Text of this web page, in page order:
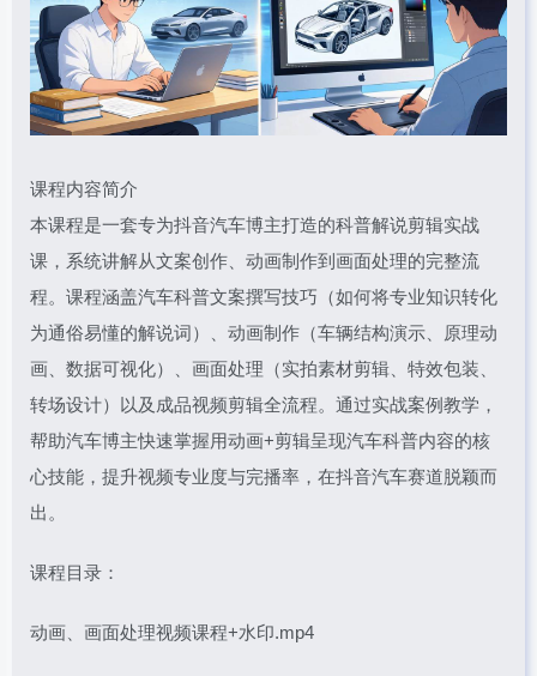
课程内容简介
本课程是一套专为抖音汽车博主打造的科普解说剪辑实战
课，系统讲解从文案创作、动画制作到画面处理的完整流
程。课程涵盖汽车科普文案撰写技巧（如何将专业知识转化
为通俗易懂的解说词）、动画制作（车辆结构演示、原理动
画、数据可视化）、画面处理（实拍素材剪辑、特效包装、
转场设计）以及成品视频剪辑全流程。通过实战案例教学，
帮助汽车博主快速掌握用动画+剪辑呈现汽车科普内容的核
心技能，提升视频专业度与完播率，在抖音汽车赛道脱颖而
出。
课程目录：
动画、画面处理视频课程+水印.mp4